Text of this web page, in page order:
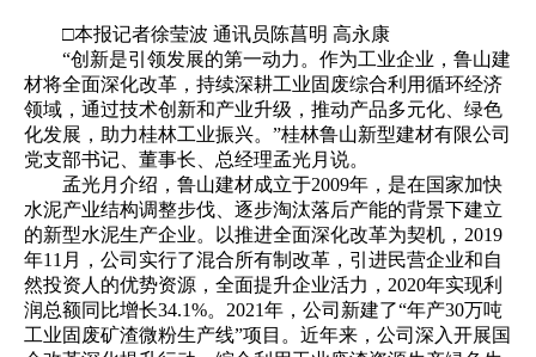
□本报记者徐莹波 通讯员陈菖明 高永康
“创新是引领发展的第一动力。作为工业企业，鲁山建
材将全面深化改革，持续深耕工业固废综合利用循环经济
领域，通过技术创新和产业升级，推动产品多元化、绿色
化发展，助力桂林工业振兴。”桂林鲁山新型建材有限公司
党支部书记、董事长、总经理孟光月说。
孟光月介绍，鲁山建材成立于2009年，是在国家加快
水泥产业结构调整步伐、逐步淘汰落后产能的背景下建立
的新型水泥生产企业。以推进全面深化改革为契机，2019
年11月，公司实行了混合所有制改革，引进民营企业和自
然投资人的优势资源，全面提升企业活力，2020年实现利
润总额同比增长34.1%。2021年，公司新建了“年产30万吨
工业固废矿渣微粉生产线”项目。近年来，公司深入开展国